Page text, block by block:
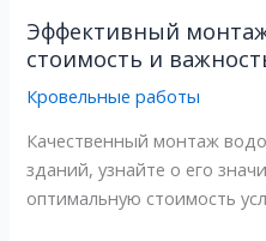
Эффективный
стоимость и
Кровельные работы
Качественный монтаж
зданий, узнайте о его
оптимальную стоимость
Эффективный
монтаж
водостоков,
и
важность
Эффективный
монтаж
водостоков,
и
важность